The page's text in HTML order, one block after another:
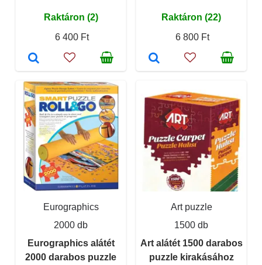
Raktáron (2)
6 400 Ft
Raktáron (22)
6 800 Ft
Eurographics
2000 db
Eurographics alátét
2000 darabos puzzle
Art puzzle
1500 db
Art alátét 1500 darabos
puzzle kirakásához